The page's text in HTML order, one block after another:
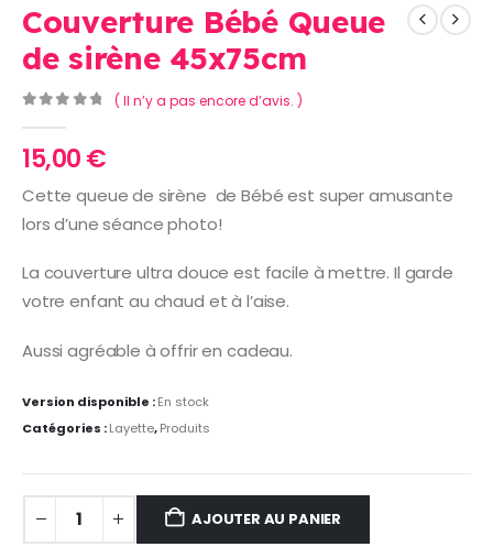
Couverture Bébé Queue
de sirène 45x75cm
( Il n’y a pas encore d’avis. )
15,00€
Cette queue de sirène de Bébé est super amusante
lors d’une séance photo!
La couverture ultra douce est facile à mettre. Il garde
votre enfant au chaud et à l’aise.
Aussi agréable à offrir en cadeau.
Version disponible :En stock
Catégories :Layette,Produits
AJOUTER AU PANIER